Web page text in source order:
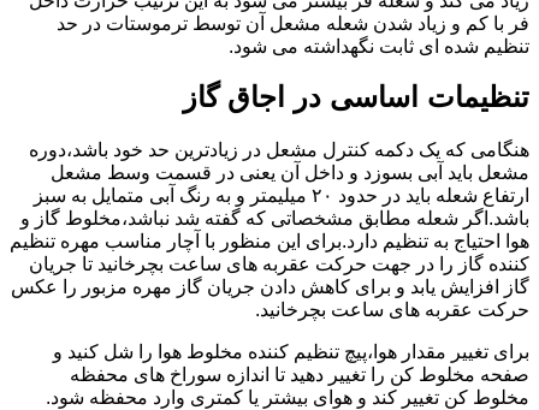
فر با کم و زیاد شدن شعله مشعل آن توسط ترموستات در حد
تنظیم شده ای ثابت نگهداشته می شود.
تنظیمات اساسی در اجاق گاز
هنگامی که یک دکمه کنترل مشعل در زیادترین حد خود باشد،دوره
مشعل باید آبی بسوزد و داخل آن یعنی در قسمت وسط مشعل
ارتفاع شعله باید در حدود ۲۰ میلیمتر و به رنگ آبی متمایل به سبز
باشد.اگر شعله مطابق مشخصاتی که گفته شد نباشد،مخلوط گاز و
هوا احتیاج به تنظیم دارد.برای این منظور با آچار مناسب مهره تنظیم
کننده گاز را در جهت حرکت عقربه های ساعت بچرخانید تا جریان
گاز افزایش یابد و برای کاهش دادن جریان گاز مهره مزبور را عکس
حرکت عقربه های ساعت بچرخانید.
برای تغییر مقدار هوا،پیچ تنظیم کننده مخلوط هوا را شل کنید و
صفحه مخلوط کن را تغییر دهید تا اندازه سوراخ های محفظه
مخلوط کن تغییر کند و هوای بیشتر یا کمتری وارد محفظه شود.